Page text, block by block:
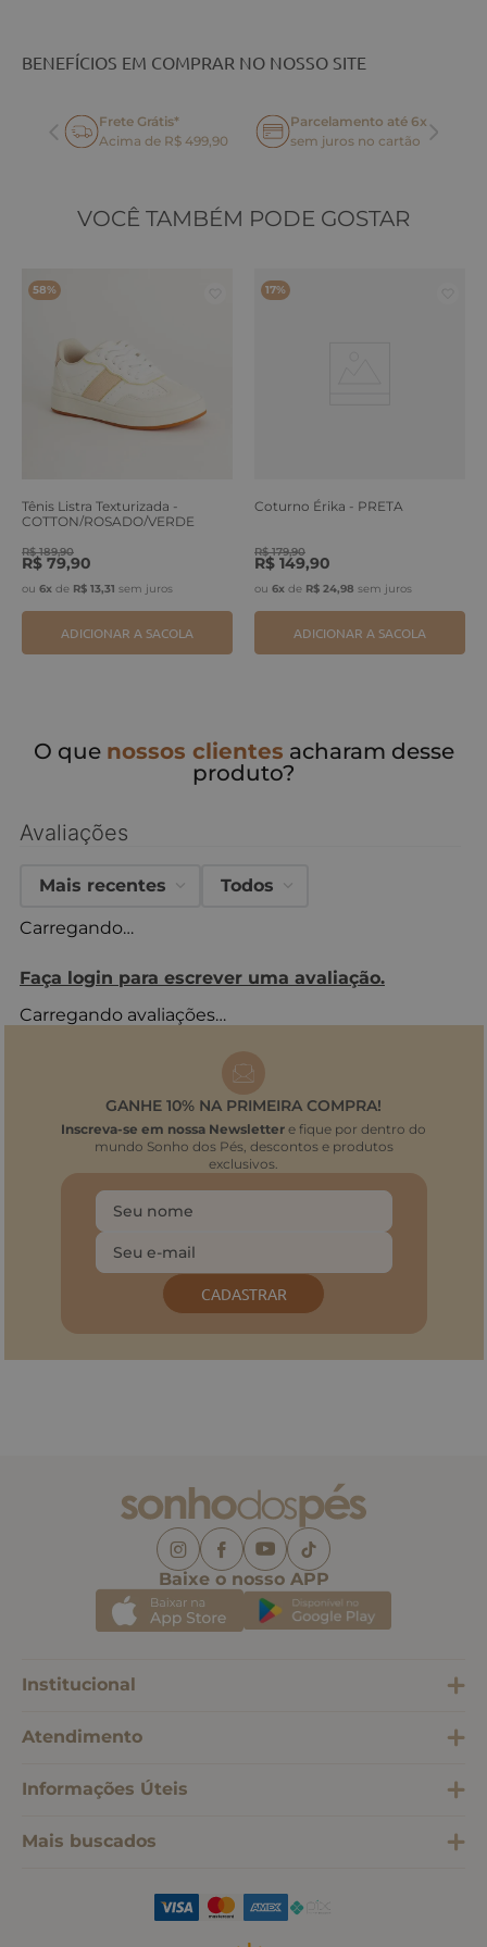
BENEFÍCIOS EM COMPRAR NO NOSSO SITE
Frete Grátis*
Acima de R$ 499,90
Parcelamento até 6x
sem juros no cartão
VOCÊ TAMBÉM PODE GOSTAR
58%
Tênis Listra Texturizada -
COTTON/ROSADO/VERDE
R$ 189,90
R$ 79,90
ou 6x de R$ 13,31 sem juros
ADICIONAR A SACOLA
17%
Coturno Érika - PRETA
R$ 179,90
R$ 149,90
ou 6x de R$ 24,98 sem juros
ADICIONAR A SACOLA
O que nossos clientes acharam desse
produto?
Avaliações
Carregando…
Faça login para escrever uma avaliação.
Mais recentes Todos
Carregando avaliações…
GANHE 10% NA PRIMEIRA COMPRA!
Inscreva-se em nossa Newsletter e fique por dentro do
mundo Sonho dos Pés, descontos e produtos
exclusivos.
CADASTRAR
Baixe o nosso APP
Institucional
Atendimento
Informações Úteis
Mais buscados